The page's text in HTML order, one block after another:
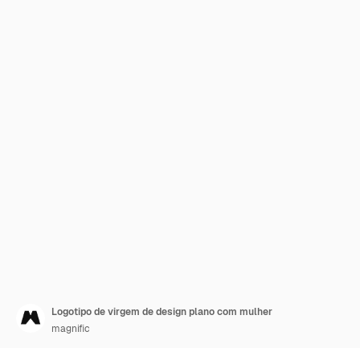
Logotipo de virgem de design plano com mulher
magnific